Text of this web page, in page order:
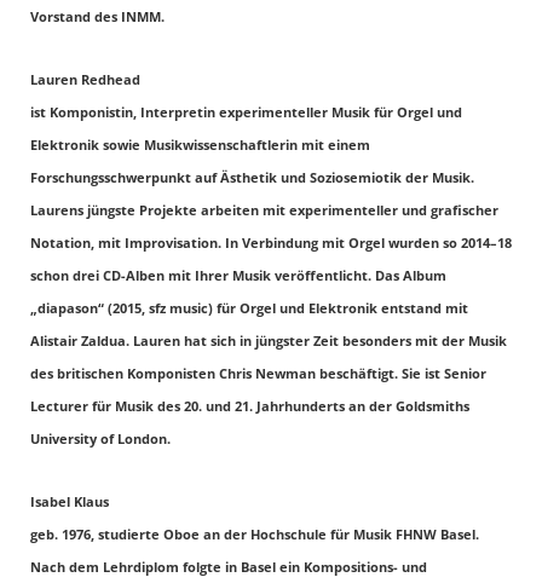
Vorstand des INMM.
Lauren Redhead
ist Komponistin, Interpretin experimenteller Musik für Orgel und
Elektronik sowie Musikwissenschaftlerin mit einem
Forschungsschwerpunkt auf Ästhetik und Soziosemiotik der Musik.
Laurens jüngste Projekte arbeiten mit experimenteller und grafischer
Notation, mit Improvisation. In Verbindung mit Orgel wurden so 2014–18
schon drei CD-Alben mit Ihrer Musik veröffentlicht. Das Album
„diapason“ (2015, sfz music) für Orgel und Elektronik entstand mit
Alistair Zaldua. Lauren hat sich in jüngster Zeit besonders mit der Musik
des britischen Komponisten Chris Newman beschäftigt. Sie ist Senior
Lecturer für Musik des 20. und 21. Jahrhunderts an der Goldsmiths
University of London.
Isabel Klaus
geb. 1976, studierte Oboe an der Hochschule für Musik FHNW Basel.
Nach dem Lehrdiplom folgte in Basel ein Kompositions- und